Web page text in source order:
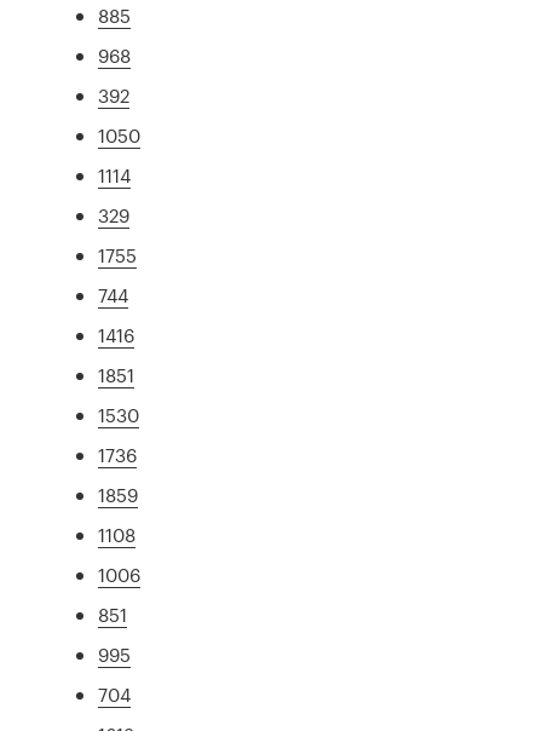
885
968
392
1050
1114
329
1755
744
1416
1851
1530
1736
1859
1108
1006
851
995
704